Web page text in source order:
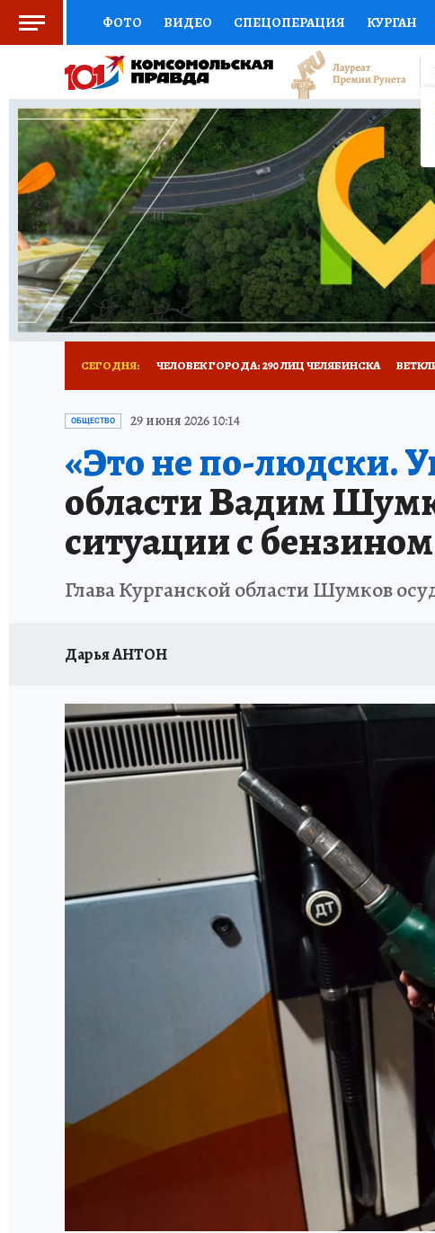
ФОТО ВИДЕО СПЕЦОПЕРАЦИЯ КУРГАН
СОЦПОДДЕРЖКА НАУКА СПОРТ
ВЫБОР ЭКСПЕРТОВ ДОКТОР ФИНАНСЫ
КНИЖНАЯ ПОЛКА ПРОГНОЗЫ НА СПОРТ
ПРЕСС-ЦЕНТР НЕДВИЖИМОСТЬ
РАДИО КП ТЕСТЫ НОВОЕ НА САЙТЕ
СЕГОДНЯ: ЧЕЛОВЕК ГОРОДА: 290 ЛИЦ ЧЕЛЯБИНСКА
КАРЬЕРА В КАРЬЕРЕ
ВОЕНКОРЫ КП АВИА УКРАИНА: СВОДКА
БУДНИ ТАНКОГРАДА НАВИГАТОР ГАИ
ФЕСТИВАЛЬНАЯ АЗБУКА КУЛИНАРНЫЕ
НАШИ В ДЕЛЕ
ИСПЫТАНО НА СЕБЕ
ОБЩЕСТВО 29 июня 2026 10:14
«Это не по-людски.
области Вадим
ситуации с бензином
Глава Курганской области Шумков
Дарья АНТОН